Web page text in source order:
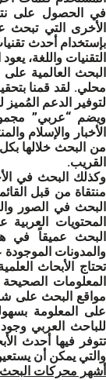
في الحصول على
الأخرى التي
بإستخدام أحدث
التقنيات واللغة،
البحث العالمية
محلي. لقد قمنا
لتوفير الدعم
ويضم “عربي”
الأخبار والإسلام
من البحث خلالها
القريب.
وكذلك البحث في
منتقاة من قبل
البحث في الصور
المحتويات
البحث عميقاً في
والمدونات
تحتاج الأبحاث
المعلومات
مواقع البحث على
على المعلومة
للباحث العربي
تتوفر فيها أحدث
والتي يمكن أن
أشهر محركات